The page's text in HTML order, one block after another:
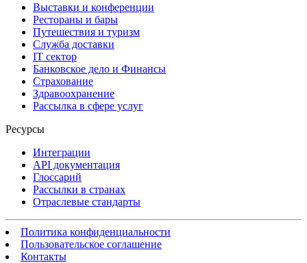
Выставки и конференции
Рестораны и бары
Путешествия и туризм
Служба доставки
IT сектор
Банковское дело и Финансы
Страхование
Здравоохранение
Рассылка в сфере услуг
Ресурсы
Интеграции
API документация
Глоссарий
Рассылки в странах
Отраслевые стандарты
Политика конфиденциальности
Пользовательское соглашение
Контакты